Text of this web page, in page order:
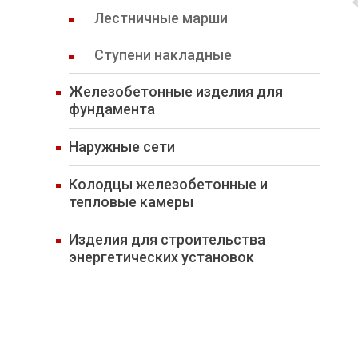
Лестничные марши
Ступени накладные
Железобетонные изделия для
фундамента
Наружные сети
Колодцы железобетонные и
тепловые камеры
Изделия для строительства
энергетических установок